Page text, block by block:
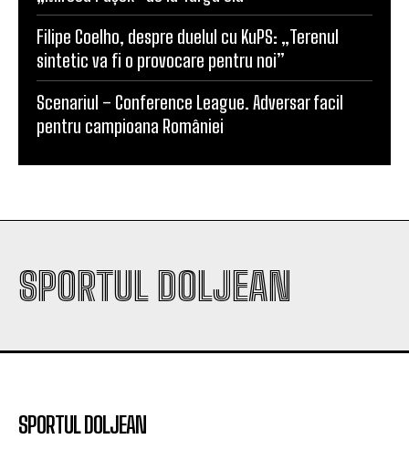
Filipe Coelho, despre duelul cu KuPS: „Terenul
sintetic va fi o provocare pentru noi”
Scenariul – Conference League. Adversar facil
pentru campioana României
SPORTUL DOLJEAN
SPORTUL DOLJEAN